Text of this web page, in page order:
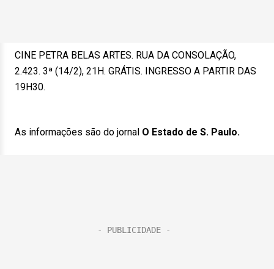
CINE PETRA BELAS ARTES. RUA DA CONSOLAÇÃO,
2.423. 3ª (14/2), 21H. GRÁTIS. INGRESSO A PARTIR DAS
19H30.
As informações são do jornal O Estado de S. Paulo.